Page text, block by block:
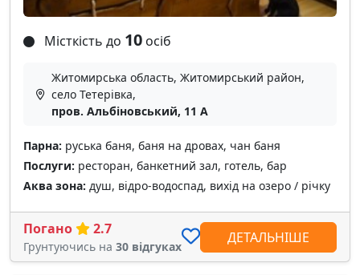
Місткість до 10 осіб
Житомирська область, Житомирський район,
село Тетерівка,
пров. Альбіновський, 11 А
Парна: руська баня, баня на дровах, чан баня
Послуги: ресторан, банкетний зал, готель, бар
Аква зона: душ, відро-водоспад, вихід на озеро / річку
Погано 2.7
Грунтуючись на 30 відгуках
ДЕТАЛЬНІШЕ